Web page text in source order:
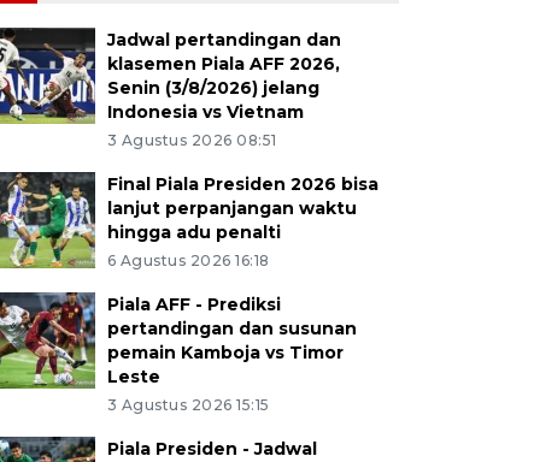
Jadwal pertandingan dan
klasemen Piala AFF 2026,
Senin (3/8/2026) jelang
Indonesia vs Vietnam
3 Agustus 2026 08:51
Final Piala Presiden 2026 bisa
lanjut perpanjangan waktu
hingga adu penalti
6 Agustus 2026 16:18
Piala AFF - Prediksi
pertandingan dan susunan
pemain Kamboja vs Timor
Leste
3 Agustus 2026 15:15
Piala Presiden - Jadwal